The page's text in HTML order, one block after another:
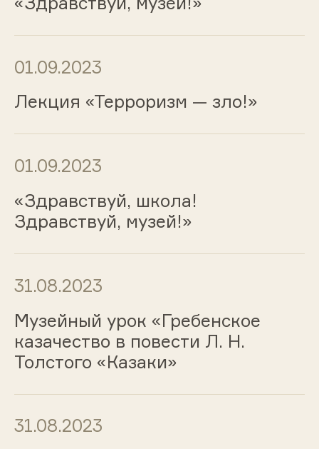
01.09.2023
Лекция «Терроризм — зло!»
01.09.2023
«Здравствуй, школа!
Здравствуй, музей!»
31.08.2023
Музейный урок «Гребенское
казачество в повести Л. Н.
Толстого «Казаки»
31.08.2023